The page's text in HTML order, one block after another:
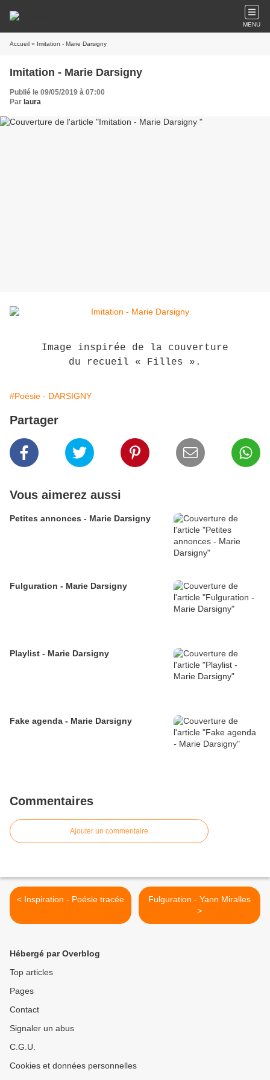
MENU
Accueil » Imitation - Marie Darsigny
Imitation - Marie Darsigny
Publié le 09/05/2019 à 07:00
Par laura
Image inspirée de la couverture
du recueil « Filles ».
#Poésie - DARSIGNY
Partager
Vous aimerez aussi
Petites annonces - Marie Darsigny
Fulguration - Marie Darsigny
Playlist - Marie Darsigny
Fake agenda - Marie Darsigny
Commentaires
Ajouter un commentaire
< Inspiration - Poésie tracée
Fulguration - Yann Miralles
>
Hébergé par Overblog
Top articles
Pages
Contact
Signaler un abus
C.G.U.
Cookies et données personnelles